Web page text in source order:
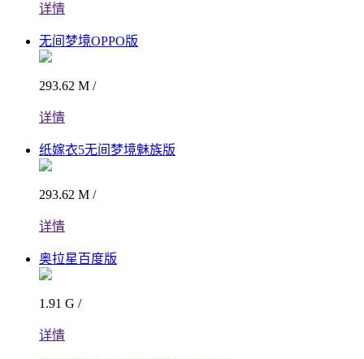
详情
无间梦境OPPO版
293.62 M /
详情
纸嫁衣5无间梦境魅族版
293.62 M /
详情
奥拉星百度版
1.91 G /
详情